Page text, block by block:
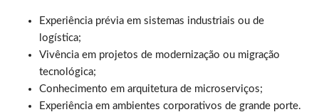
Experiência prévia em sistemas industriais ou de
logística;
Vivência em projetos de modernização ou migração
tecnológica;
Conhecimento em arquitetura de microserviços;
Experiência em ambientes corporativos de grande porte.